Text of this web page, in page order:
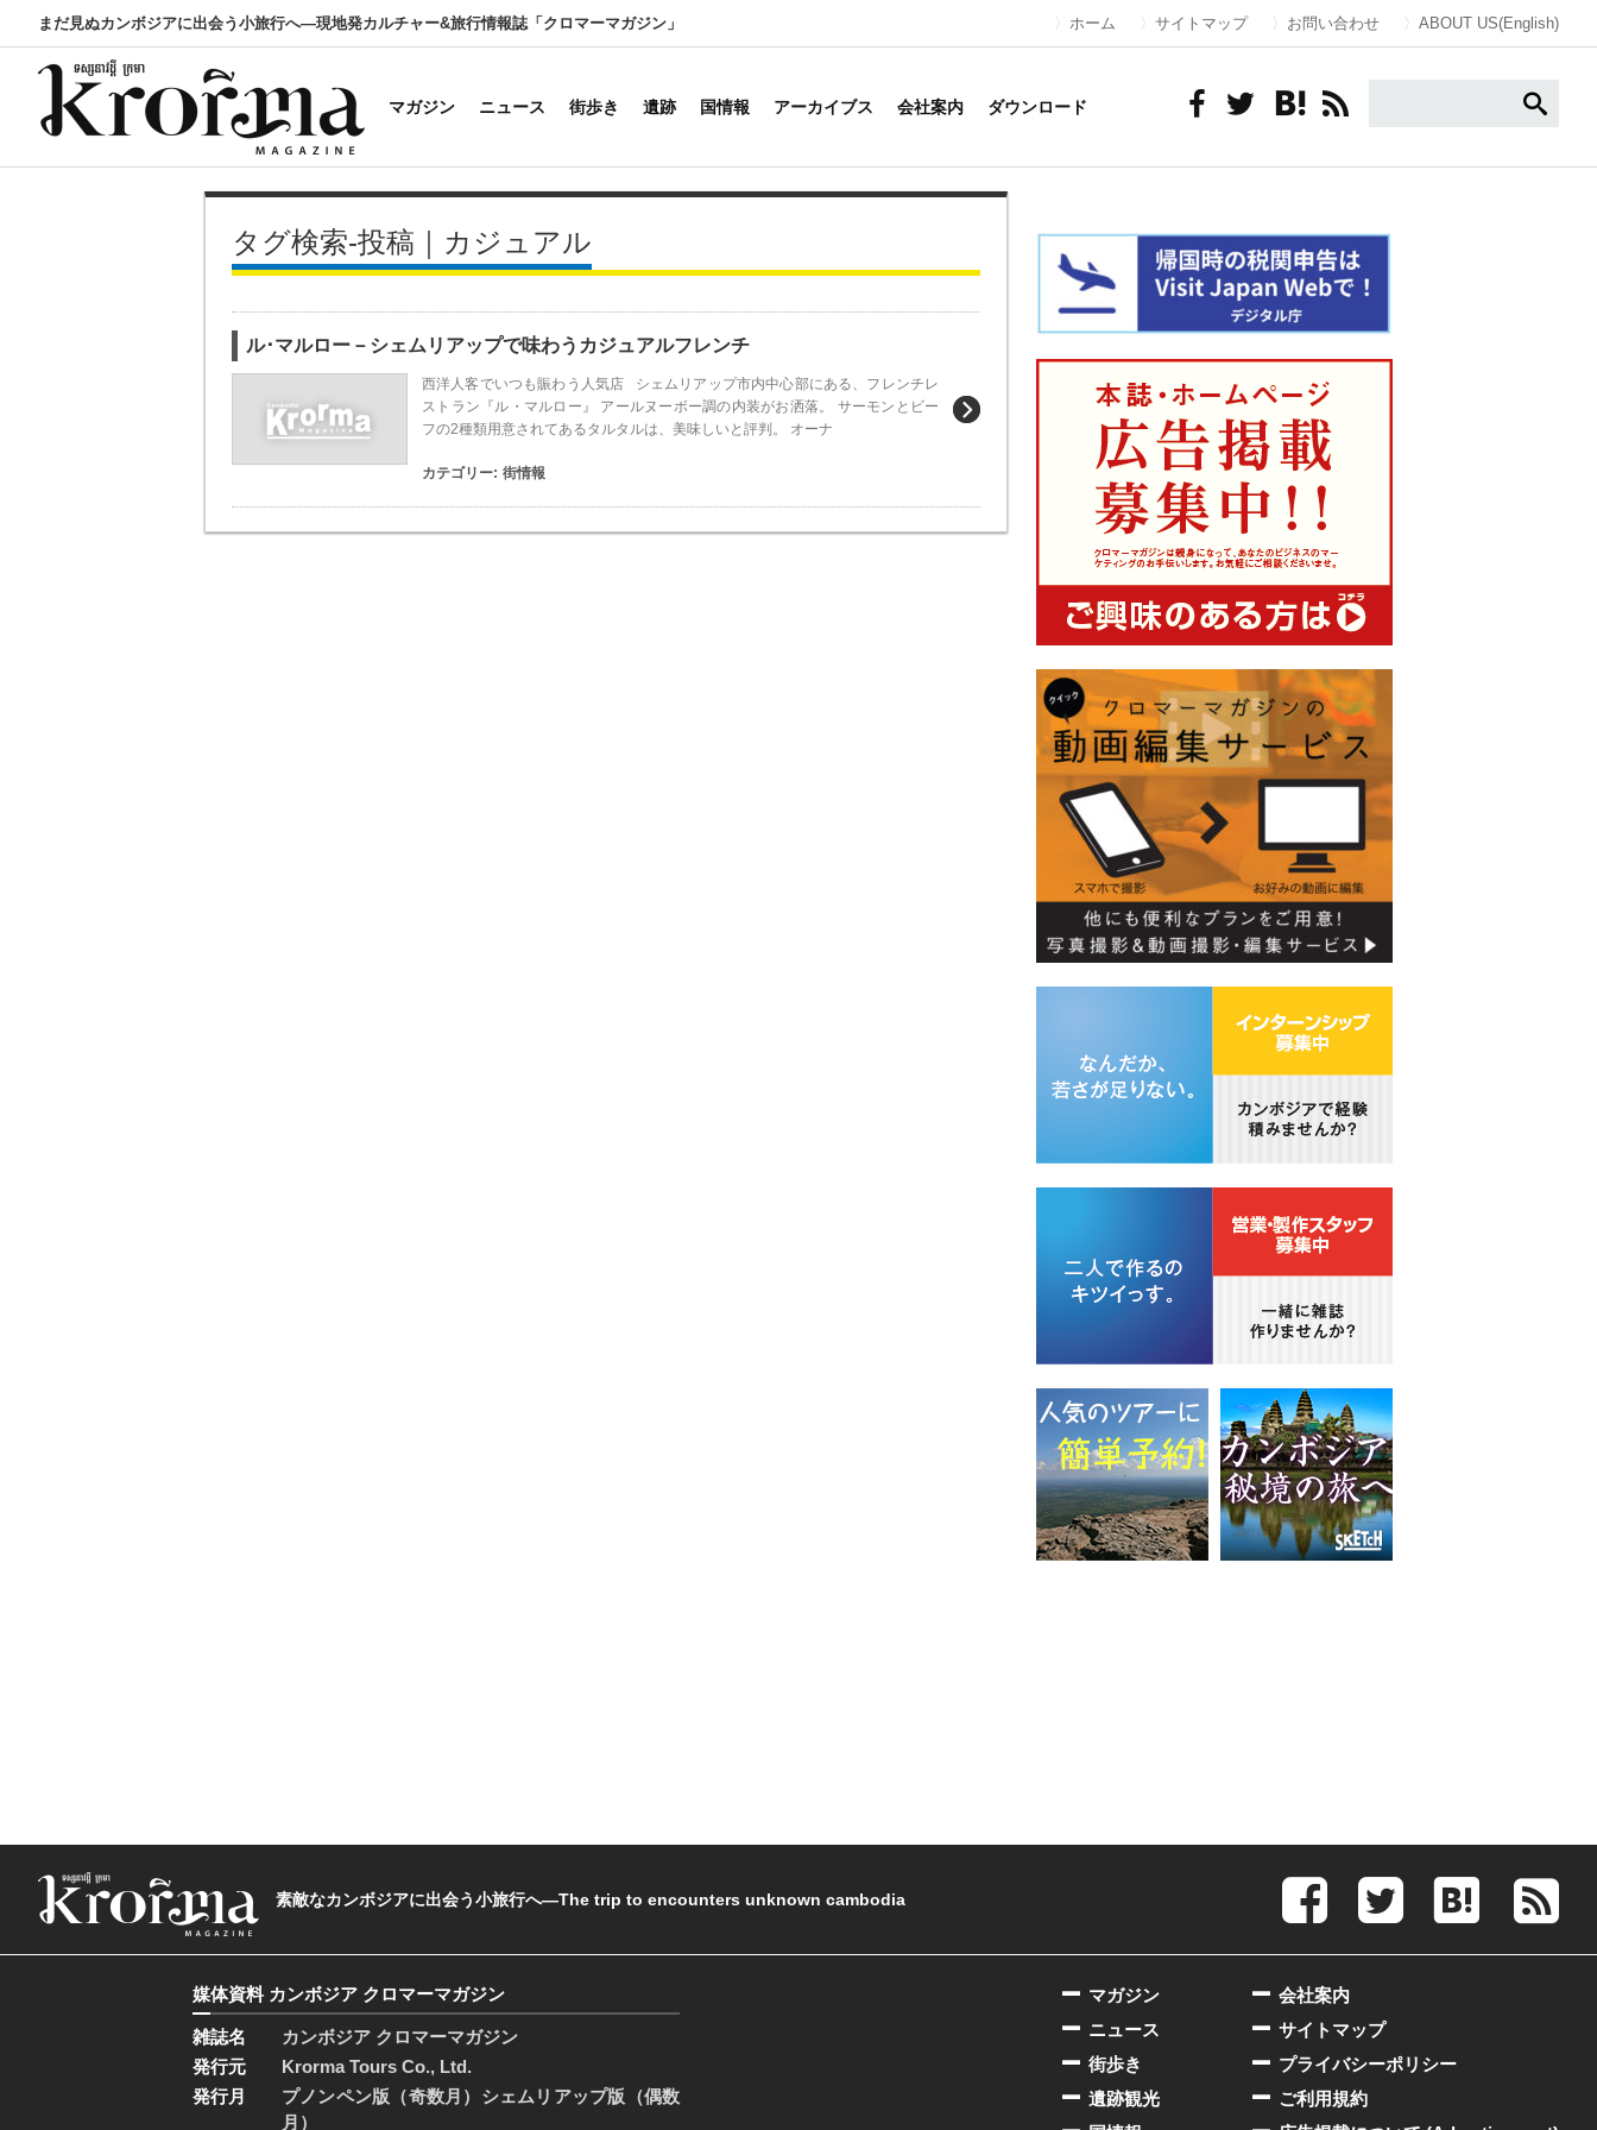
まだ見ぬカンボジアに出会う小旅行へ―現地発カルチャー&旅行情報誌「クロマーマガジン」 ホーム サイトマップ お問い合わせ ABOUT US(English)
マガジン ニュース 街歩き 遺跡 国情報 アーカイブス 会社案内 ダウンロード
タグ検索-投稿｜カジュアル
ル･マルロー－シェムリアップで味わうカジュアルフレンチ
西洋人客でいつも賑わう人気店 シェムリアップ市内中心部にある、フレンチレ
ストラン『ル・マルロー』 アールヌーボー調の内装がお洒落。 サーモンとビー
フの2種類用意されてあるタルタルは、美味しいと評判。 オーナ
カテゴリー: 街情報
素敵なカンボジアに出会う小旅行へ―The trip to encounters unknown cambodia
媒体資料 カンボジア クロマーマガジン
雑誌名
カンボジア クロマーマガジン
発行元
Krorma Tours Co., Ltd.
発行月
プノンペン版（奇数月）シェムリアップ版（偶数
月）
会社案内
サイトマップ
プライバシーポリシー
ご利用規約
マガジン
ニュース
街歩き
遺跡観光